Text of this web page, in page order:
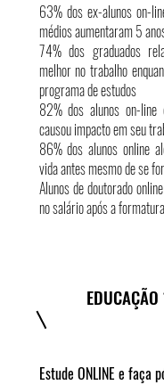
63% dos ex-alunos on-
médios aumentaram 5
74% dos graduados
melhor no trabalho
programa de estudos
82% dos alunos on-
causou impacto em seu
86% dos alunos online
vida antes mesmo de se
Alunos de doutorado
no salário após a formatura
Estude ONLINE e faça